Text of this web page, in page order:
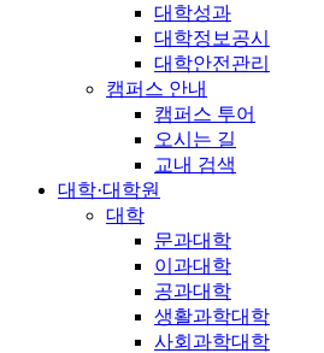
대학성과
대학정보공시
대학안전관리
캠퍼스 안내
캠퍼스 투어
오시는 길
교내 검색
대학·대학원
대학
문과대학
이과대학
공과대학
생활과학대학
사회과학대학